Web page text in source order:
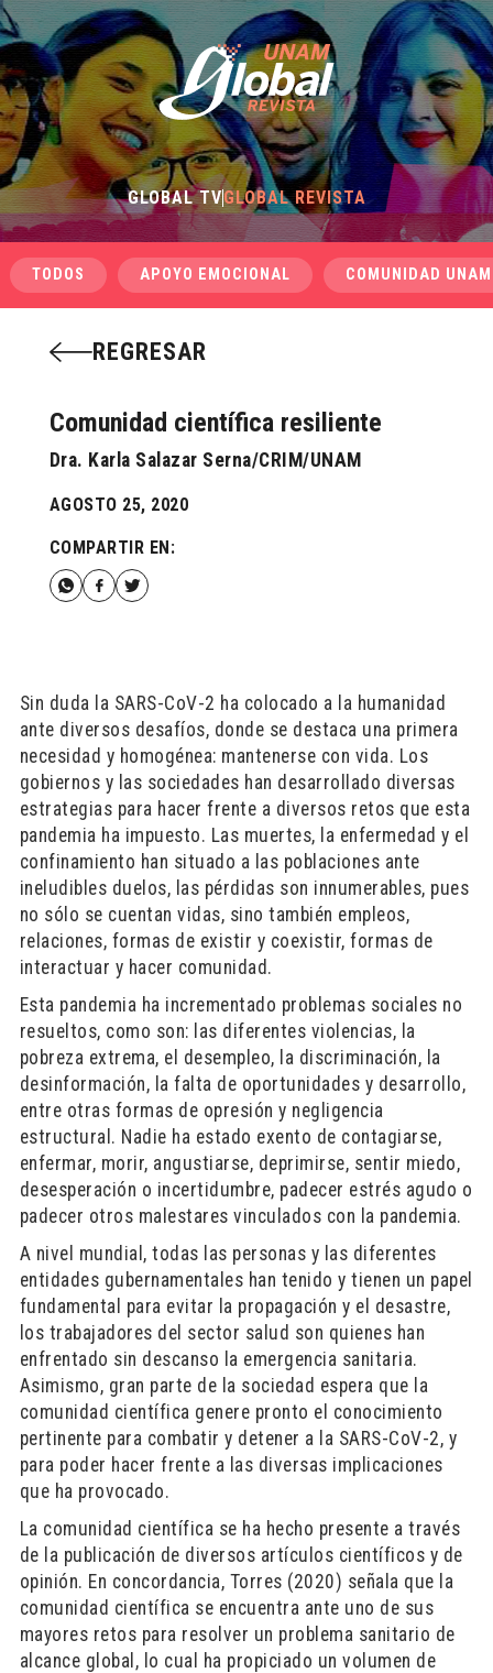
GLOBAL TVGLOBAL REVISTA
TODOS APOYO EMOCIONAL COMUNIDAD UNAM
REGRESAR
Comunidad científica resiliente
Dra. Karla Salazar Serna/CRIM/UNAM
AGOSTO 25, 2020
COMPARTIR EN:
Sin duda la SARS-CoV-2 ha colocado a la humanidad
ante diversos desafíos, donde se destaca una primera
necesidad y homogénea: mantenerse con vida. Los
gobiernos y las sociedades han desarrollado diversas
estrategias para hacer frente a diversos retos que esta
pandemia ha impuesto. Las muertes, la enfermedad y el
confinamiento han situado a las poblaciones ante
ineludibles duelos, las pérdidas son innumerables, pues
no sólo se cuentan vidas, sino también empleos,
relaciones, formas de existir y coexistir, formas de
interactuar y hacer comunidad.
Esta pandemia ha incrementado problemas sociales no
resueltos, como son: las diferentes violencias, la
pobreza extrema, el desempleo, la discriminación, la
desinformación, la falta de oportunidades y desarrollo,
entre otras formas de opresión y negligencia
estructural. Nadie ha estado exento de contagiarse,
enfermar, morir, angustiarse, deprimirse, sentir miedo,
desesperación o incertidumbre, padecer estrés agudo o
padecer otros malestares vinculados con la pandemia.
A nivel mundial, todas las personas y las diferentes
entidades gubernamentales han tenido y tienen un papel
fundamental para evitar la propagación y el desastre,
los trabajadores del sector salud son quienes han
enfrentado sin descanso la emergencia sanitaria.
Asimismo, gran parte de la sociedad espera que la
comunidad científica genere pronto el conocimiento
pertinente para combatir y detener a la SARS-CoV-2, y
para poder hacer frente a las diversas implicaciones
que ha provocado.
La comunidad científica se ha hecho presente a través
de la publicación de diversos artículos científicos y de
opinión. En concordancia, Torres (2020) señala que la
comunidad científica se encuentra ante uno de sus
mayores retos para resolver un problema sanitario de
alcance global, lo cual ha propiciado un volumen de